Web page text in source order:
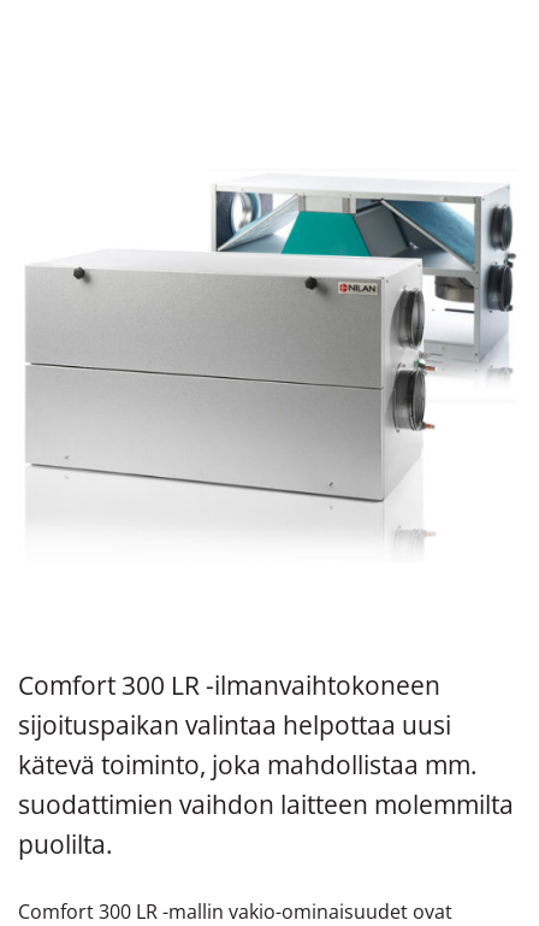
Comfort 300 LR -ilmanvaihtokoneen
sijoituspaikan valintaa helpottaa uusi
kätevä toiminto, joka mahdollistaa mm.
suodattimien vaihdon laitteen molemmilta
puolilta.
Comfort 300 LR -mallin vakio-ominaisuudet ovat